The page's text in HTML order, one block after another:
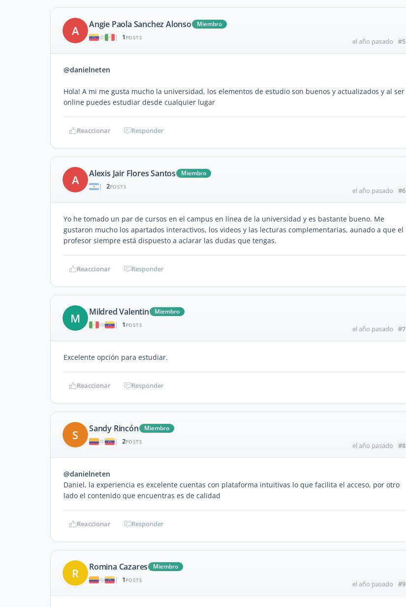
A Angie Paola Sanchez Alonso
Miembro
|
1 POSTS el año pasado #5
@danielneten
Hola! A mi me gusta mucho la universidad, los elementos de estudio son buenos y actualizados y al ser
online puedes estudiar desde cualquier lugar
Reaccionar Responder
A Alexis Jair Flores Santos
Miembro
|
2POSTS el año pasado #6
Yo he tomado un par de cursos en el campus en línea de la universidad y es bastante bueno. Me
gustaron mucho los apartados interactivos, los videos y las lecturas complementarias, aunado a que el
profesor siempre está dispuesto a aclarar las dudas que tengas.
Reaccionar Responder
M Mildred Valentin
Miembro
|
1 POSTS el año pasado #7
Excelente opción para estudiar.
Reaccionar Responder
S Sandy Rincón
Miembro
|
2POSTS el año pasado #8
@danielneten
Daniel, la experiencia es excelente cuentas con plataforma intuitivas lo que facilita el acceso, por otro
lado el contenido que encuentras es de calidad
Reaccionar Responder
R Romina Cazares
Miembro
|
1 POSTS el año pasado #9